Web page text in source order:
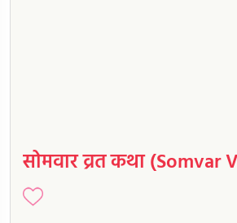
सोमवार व्रत कथा (Somvar